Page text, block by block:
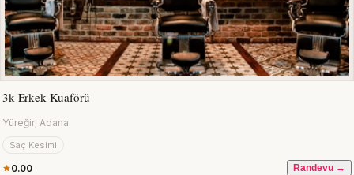
3k Erkek Kuaförü
Yüreğir, Adana
Saç Kesimi
0.00 Randevu →